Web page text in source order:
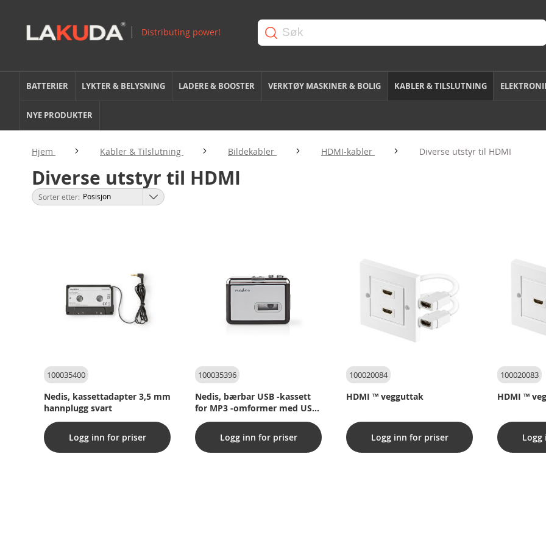
BATTERIER LYKTER & BELYSNING LADERE & BOOSTER VERKTØY MASKINER & BOLIG KABLER & TILSLUTNING
NYE PRODUKTER
Hjem Kabler & Tilslutning Bildekabler HDMI-kabler Diverse utstyr til HDMI
Diverse utstyr til HDMI
Sorter etter
100035400
Nedis, kassettadapter 3,5 mm
hannplugg svart
Logg inn for priser
100035396
Nedis, bærbar USB -kassett
for MP3 -omformer med USB
-kabel og programvare
Logg inn for priser
100020084
HDMI ™ vegguttak
Logg inn for priser
100020083
HDMI ™